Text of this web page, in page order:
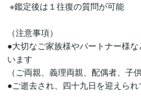
（注意事項）
●大切なご家族様やパートナー様
います
（ご両親、義理両親、配偶者、子
●ご逝去され、四十九日を迎えら